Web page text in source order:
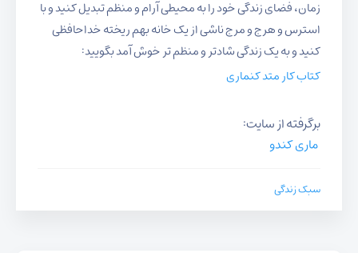
زمان، فضای زندگی خود را به محیطی آرام و منظم تبدیل کنید و با
استرس و هرج و مرج ناشی از یک خانه بهم ریخته خداحافظی
کنید و به یک زندگی شادتر و منظم تر خوش آمد بگویید:
کتاب کار متد کنماری
برگرفته از سایت:
ماری کندو
سبک زندگی